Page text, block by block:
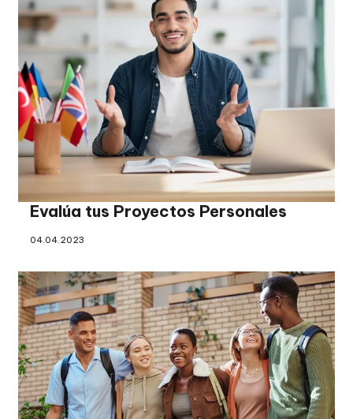
Evalúa tus Proyectos Personales
04.04.2023